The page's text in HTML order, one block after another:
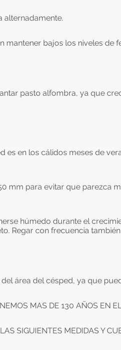
alternadamente.
mantener bajos los niveles de
pasto alfombra, ya que
en los cálidos meses de
mm para evitar que parezca
húmedo durante el
Regar con frecuencia
área del césped, ya que
MAS DE 130 AÑOS EN
SIGUIENTES MEDIDAS Y